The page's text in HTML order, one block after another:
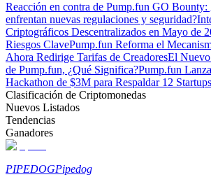
Afiliados de Bitrue
¡Hasta un 65% de comisiones!
Reacción en contra de Pump.fun GO Bounty:
enfrentan nuevas regulaciones y seguridad?
Criptográficos Descentralizados en Mayo de
Riesgos ClavePump.fun Reforma el
Ahora Redirige Tarifas de CreadoresEl
de Pump.fun, ¿Qué Significa?Pump.fun
Hackathon de $3M para Respaldar 12 Startups
Clasificación de Criptomonedas
Nuevos Listados
Tendencias
Ganadores
PIPEDOGPipedog